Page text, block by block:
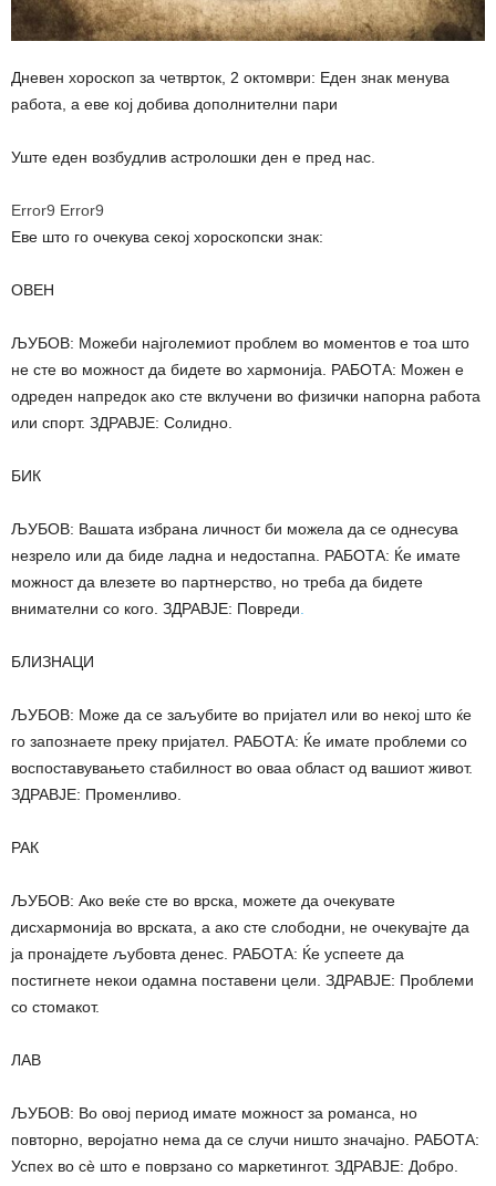
Дневен хороскоп за четврток, 2 октомври: Еден знак менува
работа, а еве кој добива дополнителни пари
Уште еден возбудлив астролошки ден е пред нас.
Error9 Error9
Еве што го очекува секој хороскопски знак:
ОВЕН
ЉУБОВ: Можеби најголемиот проблем во моментов е тоа што
не сте во можност да бидете во хармонија. РАБОТА: Можен е
одреден напредок ако сте вклучени во физички напорна работа
или спорт. ЗДРАВЈЕ: Солидно.
БИК
ЉУБОВ: Вашата избрана личност би можела да се однесува
незрело или да биде ладна и недостапна. РАБОТА: Ќе имате
можност да влезете во партнерство, но треба да бидете
внимателни со кого. ЗДРАВЈЕ: Повреди
БЛИЗНАЦИ
ЉУБОВ: Може да се заљубите во пријател или во некој што ќе
го запознаете преку пријател. РАБОТА: Ќе имате проблеми со
воспоставувањето стабилност во оваа област од вашиот живот.
ЗДРАВЈЕ: Променливо.
РАК
ЉУБОВ: Ако веќе сте во врска, можете да очекувате
дисхармонија во врската, а ако сте слободни, не очекувајте да
ја пронајдете љубовта денес. РАБОТА: Ќе успеете да
постигнете некои одамна поставени цели. ЗДРАВЈЕ: Проблеми
со стомакот.
ЛАВ
ЉУБОВ: Во овој период имате можност за романса, но
повторно, веројатно нема да се случи ништо значајно. РАБОТА:
Успех во сè што е поврзано со маркетингот. ЗДРАВЈЕ: Добро.